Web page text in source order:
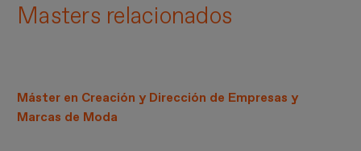
Masters relacionados
Máster en Creación y Dirección de Empresas y
Marcas de Moda